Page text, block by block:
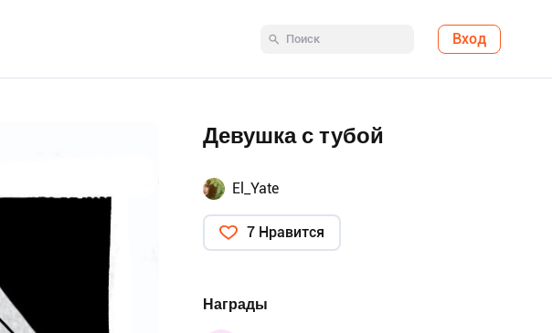
Вход
Девушка с тубой
El_Yate
7 Нравится
Награды